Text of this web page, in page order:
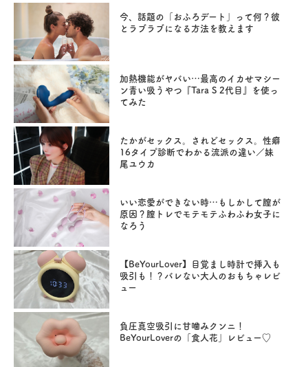
今、話題の「おふろデート」って何？彼
とラブラブになる方法を教えます
加熱機能がヤバい…最高のイカせマシー
ン青い吸うやつ『Tara S 2代目』を使っ
てみた
たかがセックス。されどセックス。性癖
16タイプ診断でわかる流派の違い／妹
尾ユウカ
いい恋愛ができない時…もしかして膣が
原因？膣トレでモテモテふわふわ女子に
なろう
【BeYourLover】目覚まし時計で挿入も
吸引も！？バレない大人のおもちゃレビ
ュー
負圧真空吸引に甘噛みクンニ！
BeYourLoverの「食人花」レビュー♡